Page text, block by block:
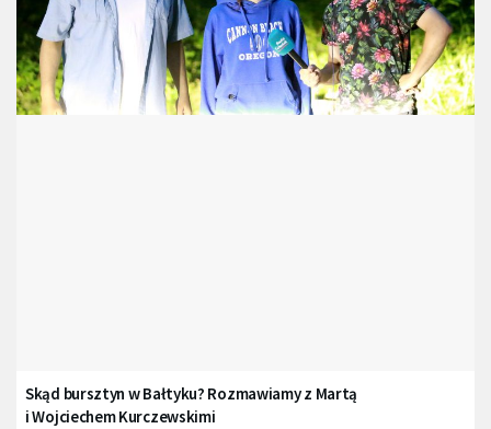
Skąd bursztyn w Bałtyku? Rozmawiamy z Martą
i Wojciechem Kurczewskimi